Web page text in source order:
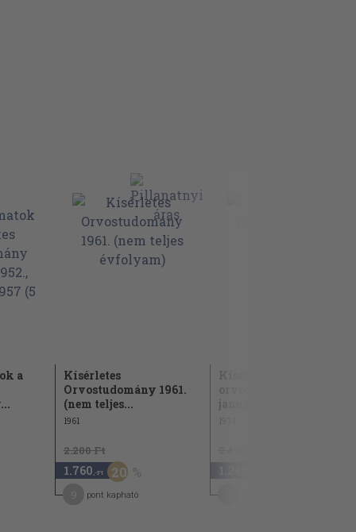
a
Kísérletes
Orvostudomány 1961.
(nem teljes...
1961
2.200 Ft
1.760 ,-Ft 20
pont kapható
Kísérletes
január-december